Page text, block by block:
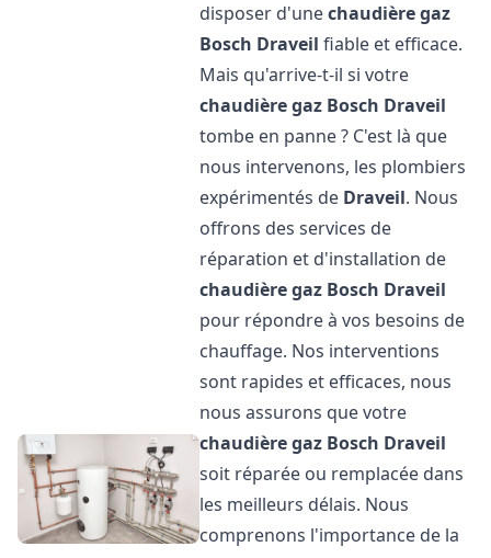
disposer d'unechaudière gaz
Bosch Draveil fiable et efficace.
Mais qu'arrive-t-il si votre
chaudière gaz Bosch Draveil
tombe en panne ? C'est là que
nous intervenons, les plombiers
expérimentés de Draveil. Nous
offrons des services de
réparation et d'installation de
chaudière gaz Bosch Draveil
pour répondre à vos besoins de
chauffage. Nos interventions
sont rapides et efficaces, nous
nous assurons que votre
chaudière gaz Bosch Draveil
soit réparée ou remplacée dans
les meilleurs délais. Nous
comprenons l'importance de la